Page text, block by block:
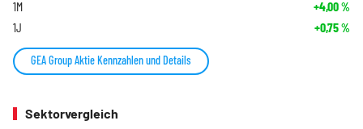
1M +4,00%
1J +0,75%
GEA Group Aktie Kennzahlen und Details
Sektorvergleich